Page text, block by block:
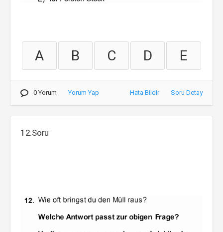
A B C D E
0 Yorum Yorum Yap Hata Bildir Soru Detay
12.Soru